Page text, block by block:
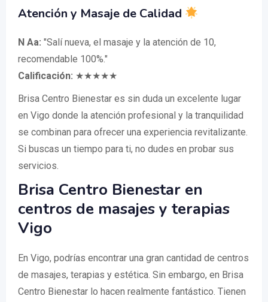
Atención y Masaje de Calidad
N Aa: "Salí nueva, el masaje y la atención de 10,
recomendable 100%."
Calificación: ★★★★★
Brisa Centro Bienestar es sin duda un excelente lugar
en Vigo donde la atención profesional y la tranquilidad
se combinan para ofrecer una experiencia revitalizante.
Si buscas un tiempo para ti, no dudes en probar sus
servicios.
Brisa Centro Bienestar en
centros de masajes y terapias
Vigo
En Vigo, podrías encontrar una gran cantidad de centros
de masajes, terapias y estética. Sin embargo, en Brisa
Centro Bienestar lo hacen realmente fantástico. Tienen